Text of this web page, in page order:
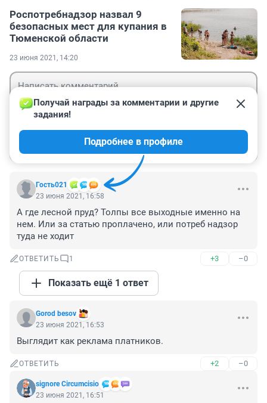
Роспотребнадзор назвал 9
безопасных мест для купания в
Тюменской области
23 июня 2021, 14:20
Гость021
Получай награды за комментарии и другие
задания!
Подробнее в профиле
23 июня 2021, 16:58
А где лесной пруд? Толпы все выходные именно на
нем. Или за статью проплачено, или потреб надзор
туда не ходит
ОТВЕТИТЬ 1 +3 –0
Показать ещё 1 ответ
Gorod besov
23 июня 2021, 16:53
Выглядит как реклама платников.
ОТВЕТИТЬ +2 –0
signore Сircumcisio
23 июня 2021, 16:51